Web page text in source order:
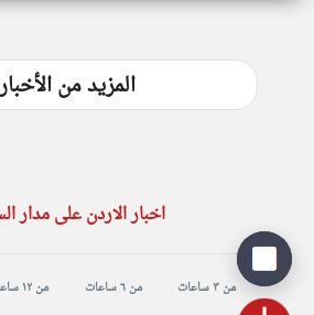
المزيد من الأخبار
اخبار الاردن على مدار
من ٣ ساعات من ٦ ساعات من ١٢ ساعة